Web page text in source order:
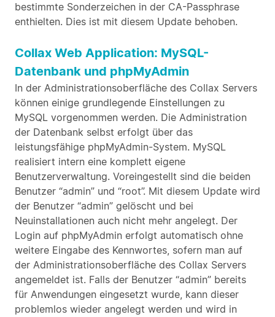
bestimmte Sonderzeichen in der CA-Passphrase
enthielten. Dies ist mit diesem Update behoben.
Collax Web Application: MySQL-
Datenbank und phpMyAdmin
In der Administrationsoberfläche des Collax Servers
können einige grundlegende Einstellungen zu
MySQL vorgenommen werden. Die Administration
der Datenbank selbst erfolgt über das
leistungsfähige phpMyAdmin-System. MySQL
realisiert intern eine komplett eigene
Benutzerverwaltung. Voreingestellt sind die beiden
Benutzer “admin” und “root”. Mit diesem Update wird
der Benutzer “admin” gelöscht und bei
Neuinstallationen auch nicht mehr angelegt. Der
Login auf phpMyAdmin erfolgt automatisch ohne
weitere Eingabe des Kennwortes, sofern man auf
der Administrationsoberfläche des Collax Servers
angemeldet ist. Falls der Benutzer “admin” bereits
für Anwendungen eingesetzt wurde, kann dieser
problemlos wieder angelegt werden und wird in